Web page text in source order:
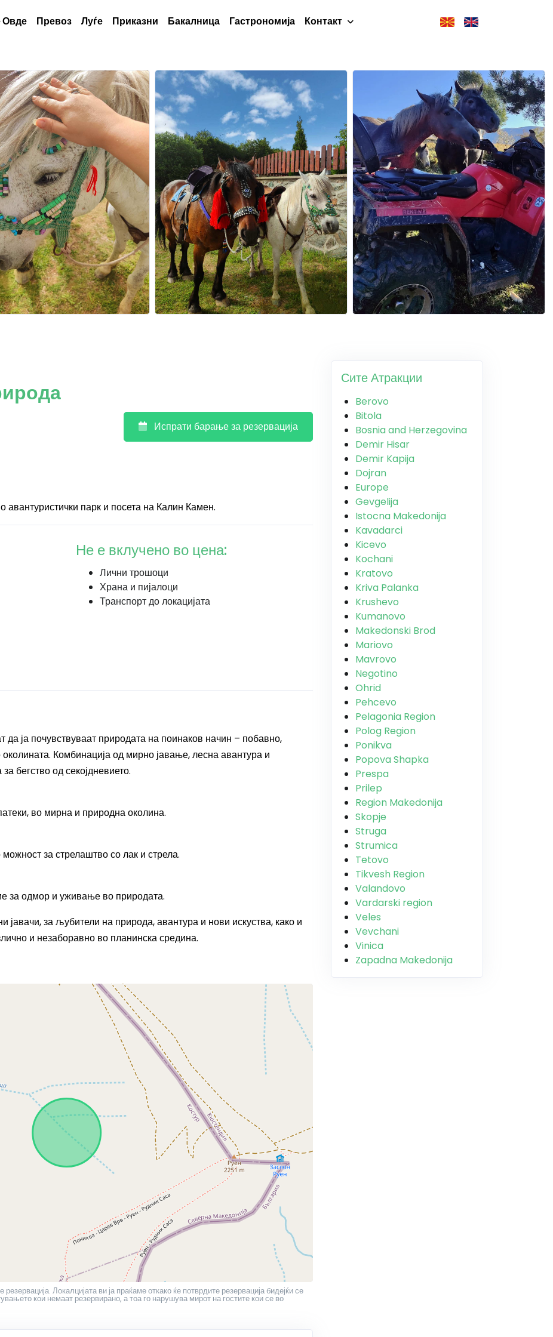
Овде Превоз Луѓе Приказни Бакалница Гастрономија Контакт
Испрати барање за резервација
парк и посета на Калин Камен.
Не е вклучено во цена:
Лични трошоци
Храна и пијалоци
Транспорт до локацијата
да ја почувствуваат природата на поинаков начин – побавно,
Комбинација од мирно јавање, лесна авантура и
бегство од секојдневието.
во мирна и природна околина.
за стрелаштво со лак и стрела.
за одмор и уживање во природата.
јавачи, за љубители на природа, авантура и нови искуства, како и
и незаборавно во планинска средина.
Локалцијата ви ја праќаме откако ќе потврдите резервација бидејќи се
кои немаат резервирано, а тоа го нарушува мирот на гостите кои се во
Сите Атракции
Berovo
Bitola
Bosnia and Herzegovina
Demir Hisar
Demir Kapija
Dojran
Europe
Gevgelija
Istocna Makedonija
Kavadarci
Kicevo
Kochani
Kratovo
Kriva Palanka
Krushevo
Kumanovo
Makedonski Brod
Mariovo
Mavrovo
Negotino
Ohrid
Pehcevo
Pelagonia Region
Polog Region
Ponikva
Popova Shapka
Prespa
Prilep
Region Makedonija
Skopje
Struga
Strumica
Tetovo
Tikvesh Region
Valandovo
Vardarski region
Veles
Vevchani
Vinica
Zapadna Makedonija